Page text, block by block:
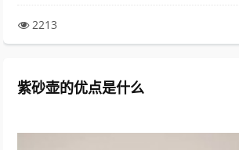
2213
紫砂壶的优点是什么